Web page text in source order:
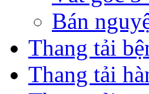
Bán
Thang tải
Thang tải